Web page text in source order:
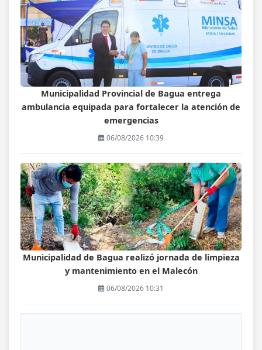
Municipalidad Provincial de Bagua entrega
ambulancia equipada para fortalecer la atención de
emergencias
06/08/2026 10:39
Municipalidad de Bagua realizó jornada de limpieza
y mantenimiento en el Malecón
06/08/2026 10:31